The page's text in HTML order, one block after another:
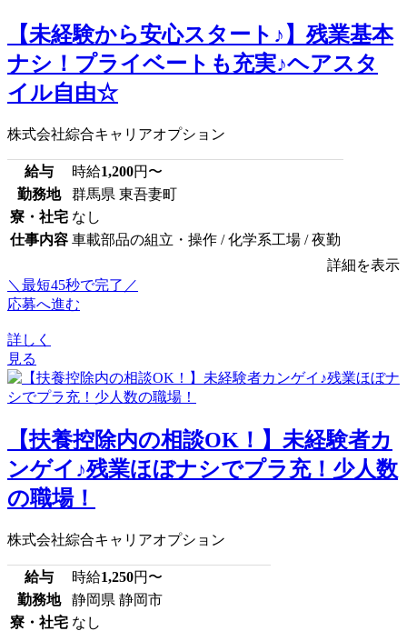
【未経験から安心スタート♪】残業基本
ナシ！プライベートも充実♪ヘアスタ
イル自由☆
株式会社綜合キャリアオプション
給与 時給1,200円〜
勤務地
群馬県 東吾妻町
寮・社宅 なし
仕事内容 車載部品の組立・操作 / 化学系工場 / 夜勤
詳細を表示
＼最短45秒で完了／
応募へ進む
詳しく
見る
【扶養控除内の相談OK！】未経験者カ
ンゲイ♪残業ほぼナシでプラ充！少人数
の職場！
株式会社綜合キャリアオプション
給与 時給1,250円〜
勤務地
静岡県 静岡市
寮・社宅 なし